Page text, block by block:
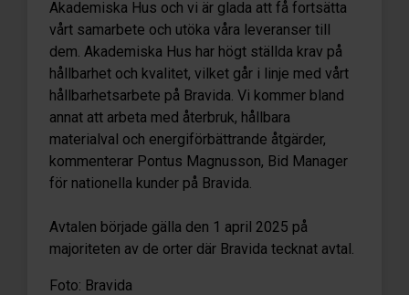
Akademiska Hus och vi är glada att få fortsätta
vårt samarbete och utöka våra leveranser till
dem. Akademiska Hus har högt ställda krav på
hållbarhet och kvalitet, vilket går i linje med vårt
hållbarhetsarbete på Bravida. Vi kommer bland
annat att arbeta med återbruk, hållbara
materialval och energiförbättrande åtgärder,
kommenterar Pontus Magnusson, Bid Manager
för nationella kunder på Bravida.
Avtalen började gälla den 1 april 2025 på
majoriteten av de orter där Bravida tecknat avtal.
Foto: Bravida